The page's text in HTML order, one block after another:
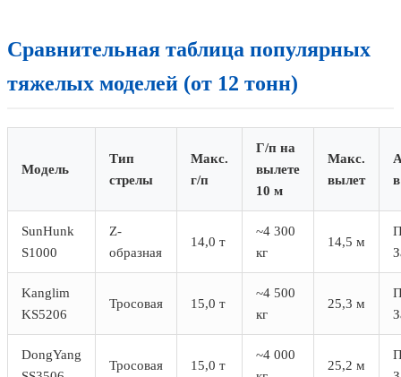
Сравнительная таблица популярных
тяжелых моделей (от 12 тонн)
Модель
Тип
стрелы
Макс.
г/п
Г/п на
вылете
10 м
Макс.
вылет
SunHunk
S1000
Z-
образная
14,0 т
~4 300
кг
14,5 м
Kanglim
KS5206
Тросовая 15,0 т
~4 500
кг
25,3 м
DongYang
Тросовая 15,0 т
~4 000
25,2 м